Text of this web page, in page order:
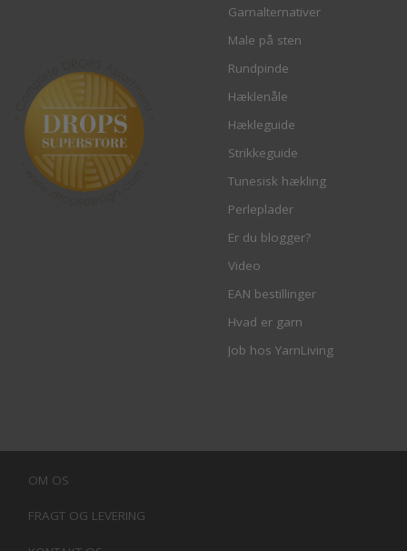
Garnalternativer
Male på sten
Rundpinde
Hæklenåle
Hækleguide
Strikkeguide
Tunesisk hækling
Perleplader
Er du blogger?
Video
EAN bestillinger
Hvad er garn
Job hos YarnLiving
OM OS
FRAGT OG LEVERING